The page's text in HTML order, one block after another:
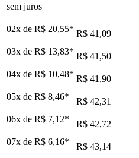
sem juros
02x de R$ 20,55* R$ 41,09
03x de R$ 13,83* R$ 41,50
04x de R$ 10,48* R$ 41,90
05x de R$ 8,46*
R$ 42,31
06x de R$ 7,12*
R$ 42,72
07x de R$ 6,16*
R$ 43,14